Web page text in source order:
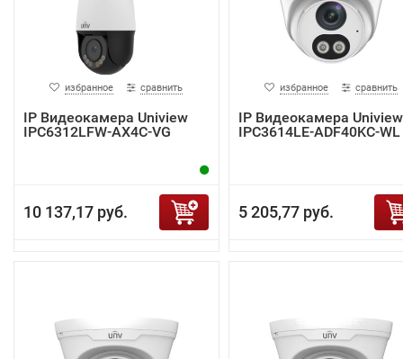
избранное сравнить
IP Видеокамера Uniview
IPC6312LFW-AX4C-VG
10 137,17 руб.
избранное сравнить
IP Видеокамера Uniview
IPC3614LE-ADF40KC-WL
5 205,77 руб.